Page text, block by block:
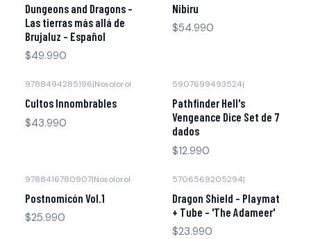
Dungeons and Dragons -
Las tierras más allá de
Brujaluz - Español
$49.990
Nibiru
$54.990
9788494285196|Nosolorol
Cultos Innombrables
$43.990
5907699493524|
Pathfinder Hell's
Vengeance Dice Set de 7
dados
$12.990
9788416780907|Nosolorol
Postnomicón Vol.1
$25.990
5706569205294|
Dragon Shield - Playmat
+ Tube - 'The Adameer'
$23.990